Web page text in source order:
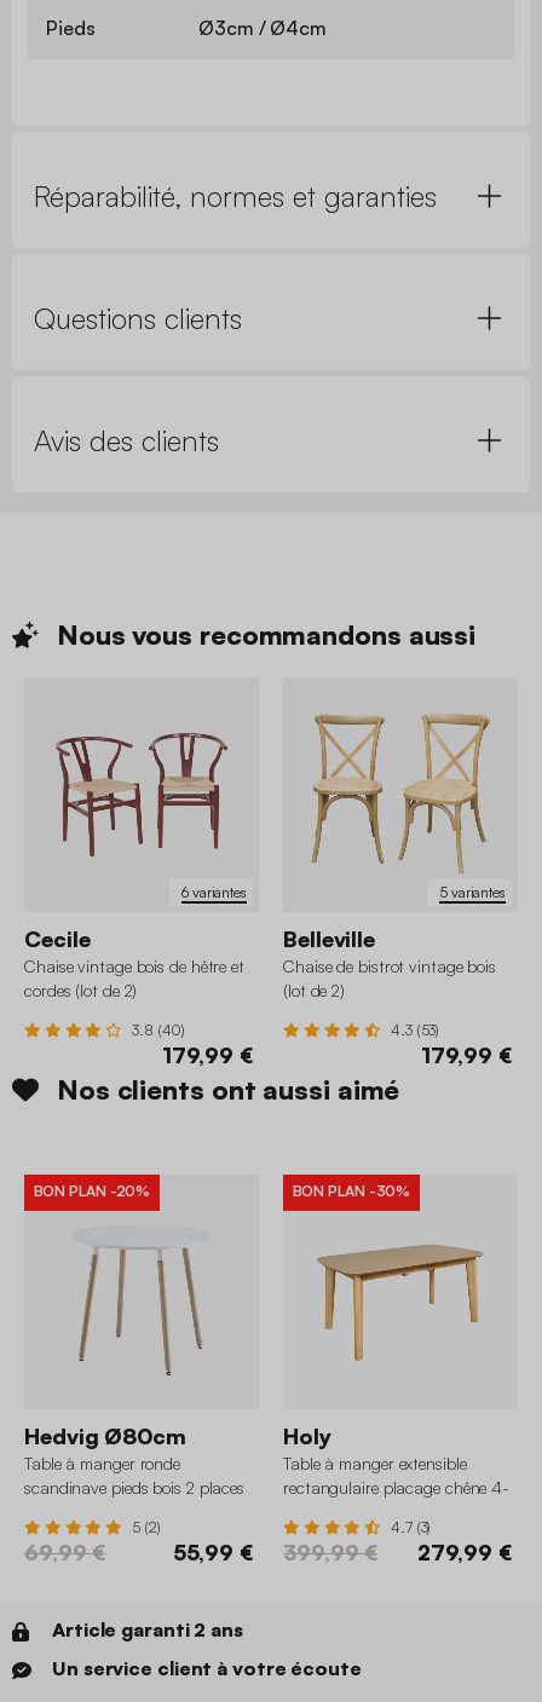
Pieds Ø3cm / Ø4cm
Réparabilité, normes et garanties
Questions clients
Avis des clients
Nous vous recommandons aussi
6 variantes
Cecile
Chaise vintage bois de hêtre et
cordes (lot de 2)
3.8 (40)
179,99 €
5 variantes
Belleville
Chaise de bistrot vintage bois
(lot de 2)
4.3 (53)
179,99 €
Nos clients ont aussi aimé
BON PLAN -20%
Hedvig Ø80cm
Table à manger ronde
scandinave pieds bois 2 places
5 (2)
69,99 € 55,99 €
BON PLAN -30%
Holy
Table à manger extensible
rectangulaire placage chêne 4-
4.7 (3)
399,99 € 279,99 €
Article garanti 2 ans
Un service client à votre écoute